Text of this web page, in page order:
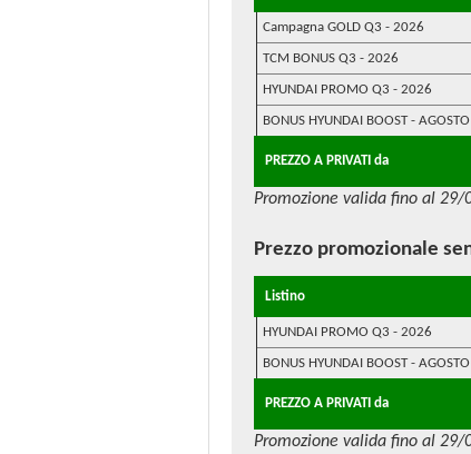
Campagna GOLD Q3 - 2026
TCM BONUS Q3 - 2026
HYUNDAI PROMO Q3 - 2026
BONUS HYUNDAI BOOST -
PREZZO A PRIVATI da
Promozione valida fino al 29/
Prezzo promozionale
Listino
HYUNDAI PROMO Q3 - 2026
BONUS HYUNDAI BOOST -
PREZZO A PRIVATI da
Promozione valida fino al 29/